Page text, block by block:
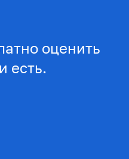
оценить
есть.